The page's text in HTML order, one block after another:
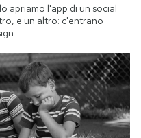
apriamo l'app di un social
e un altro: c'entrano